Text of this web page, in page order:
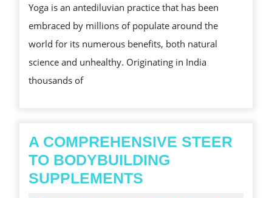
OF
YOGA:
A
PATH
AND
SPIRITUAL
WELL-
Yoga is an antediluvian practice that has been
embraced by millions of populate around the
world for its numerous benefits, both natural
science and unhealthy. Originating in India
thousands of
A COMPREHENSIVE STEER
TO BODYBUILDING
SUPPLEMENTS